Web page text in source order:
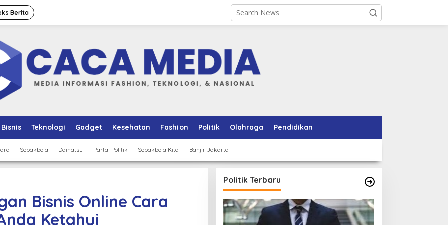
Berita
Bisnis Teknologi Gadget Kesehatan Fashion Politik Olahraga Pendidikan
Sepakbola Daihatsu Partai Politik Sepakbola Kita Banjir Jakarta
Bisnis Online Cara
Ketahui
Politik Terbaru